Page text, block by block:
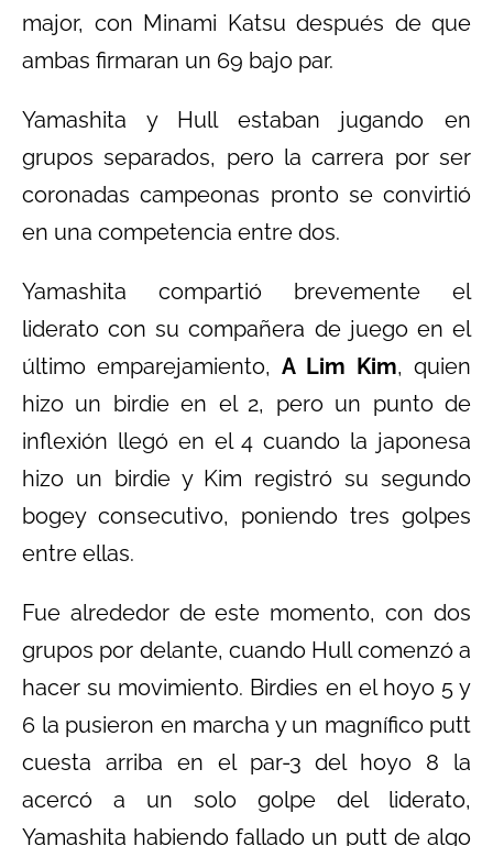
major, con Minami Katsu después de que
ambas firmaran un 69 bajo par.
Yamashita y Hull estaban jugando en
grupos separados, pero la carrera por ser
coronadas campeonas pronto se convirtió
en una competencia entre dos.
Yamashita compartió brevemente el
liderato con su compañera de juego en el
último emparejamiento, A Lim Kim, quien
hizo un birdie en el 2, pero un punto de
inflexión llegó en el 4 cuando la japonesa
hizo un birdie y Kim registró su segundo
bogey consecutivo, poniendo tres golpes
entre ellas.
Fue alrededor de este momento, con dos
grupos por delante, cuando Hull comenzó a
hacer su movimiento. Birdies en el hoyo 5 y
6 la pusieron en marcha y un magnífico putt
cuesta arriba en el par-3 del hoyo 8 la
acercó a un solo golpe del liderato,
Yamashita habiendo fallado un putt de algo